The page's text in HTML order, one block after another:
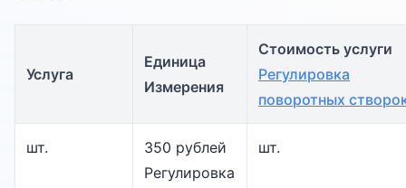
Услуга
Единица
Измерения
Стоимость услуги
Регулировка
поворотных
шт.
350 рублей
Регулировка
шт.